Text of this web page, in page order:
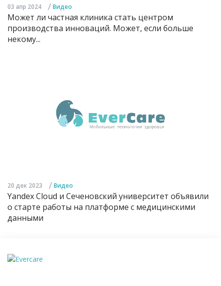
03 апр 2024 / Видео
Может ли частная клиника стать центром
производства инноваций. Может, если больше
некому...
20 дек 2023 / Видео
Yandex Cloud и Сеченовский университет объявили
о старте работы на платформе с медицинскими
данными